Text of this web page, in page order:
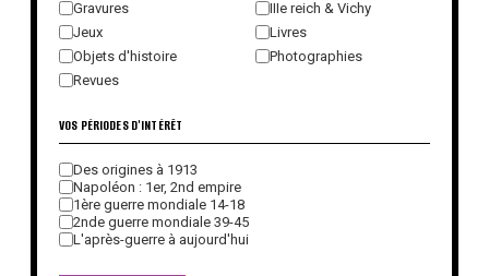
Gravures
IIIe reich & Vichy
Jeux
Livres
Objets d'histoire
Photographies
Revues
VOS PÉRIODES D'INTÉRÊT
Des origines à 1913
Napoléon : 1er, 2nd empire
1ère guerre mondiale 14-18
2nde guerre mondiale 39-45
L'après-guerre à aujourd'hui